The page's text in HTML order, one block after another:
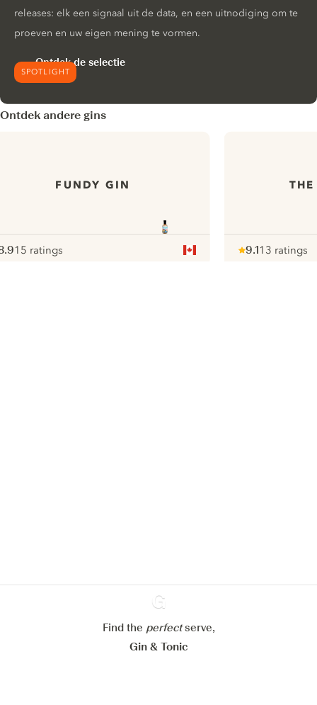
SPOTLIGHT
releases: elk een signaal uit de data, en een uitnodiging om te
proeven en uw eigen mening te vormen.
Ontdek de selectie
Ontdek andere gins
FUNDY GIN
15 ratings
9.113 ratings
Ginventory
Find the perfectserve,
Gin & Tonic